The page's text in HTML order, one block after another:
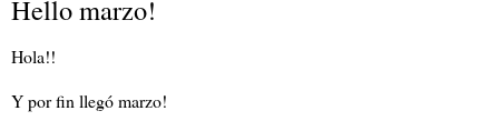
Hello marzo!
Hola!!
Y por fin llegó marzo!